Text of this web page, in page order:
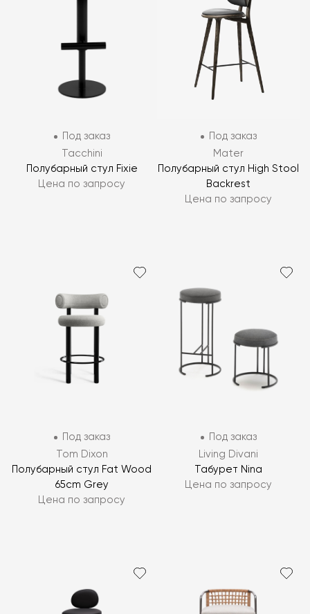
Под заказ
Tacchini
Полубарный стул Fixie
Цена по запросу
Под заказ
Mater
Полубарный стул High Stool
Backrest
Цена по запросу
Под заказ
Tom Dixon
Полубарный стул Fat Wood
65cm Grey
Цена по запросу
Под заказ
Living Divani
Табурет Nina
Цена по запросу